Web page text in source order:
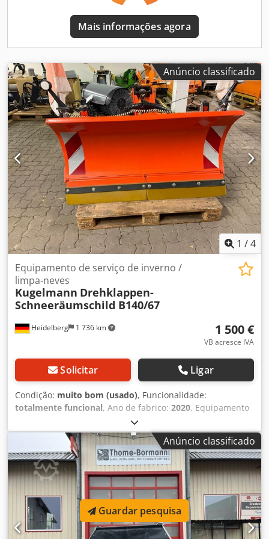
arado em LED - Suportes de estacionamento - Placa de
montagem (lado do arado) Sem painel de comando, não é
possível selecionar painel de comando Ganchos de
acoplamento Gr. 3 Bandeiras de delimitação e marcações
circuitos Pintura RAL 2011 laranja municipal Reservamo-
nos o direito de alterações, erros de digitação, enganos e
venda intermediária. Todas as informações são fornecidas
sem garantia. A venda é feita com exclusão de qualquer
garantia ou responsabilidade.
Mais informações agora
Anúncio classificado
1 /4
Heidelberg 1 736 km
Equipamento de serviço de inverno /
limpa-neves
Kugelmann Drehklappen-
Schneeräumschild B140/67
1 500 €
VB acresce IVA
Solicitar Ligar
Condição: muito bom (usado), Funcionalidade:
totalmente funcional, Ano de fabrico: 2020, Equipamento
usado – Muito bem conservado Kugelmann Lâmina de
neve com aba giratória Tipo: B140/67 Altura da lâmina (H):
67 cm Largura da lâmina (B): 140 cm Largura de limpeza
na inclinação máxima (B2): aprox. 123 cm Ano de
fabricação: 2020 Preço sob consulta Csdpfx Ahozdt Nws
Hoha Reservamo-nos o direito a alterações, erros
tipográficos, equívocos e venda prévia. Todas as
informações são fornecidas sem garantia. A venda é
efetuada com exclusão de qualquer garantia ou
responsabilidade.
Anúncio classificado
Guardar pesquisa